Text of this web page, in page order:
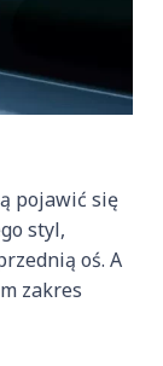
pojawić się
styl,
oś. A
zakres